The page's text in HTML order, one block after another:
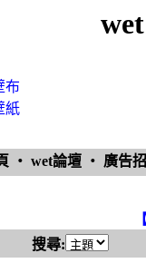
布
紙
‧ wet論壇 ‧ 廣告
搜尋: